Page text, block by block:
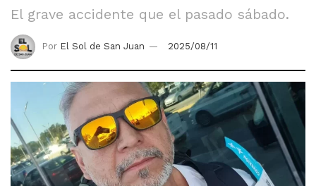
El grave accidente que el pasado sábado.
Por El Sol de San Juan 2025/08/11